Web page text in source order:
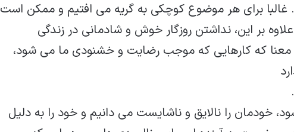
برای هر موضوع کوچکی به گریه می افتیم و ممکن است
بر این، نداشتن روزگار خوش و شادمانی در زندگی
معنا که کارهایی که موجب رضایت و خشنودی ما می شود،
خودمان را نالایق و ناشایست می دانیم و خود را به دلیل